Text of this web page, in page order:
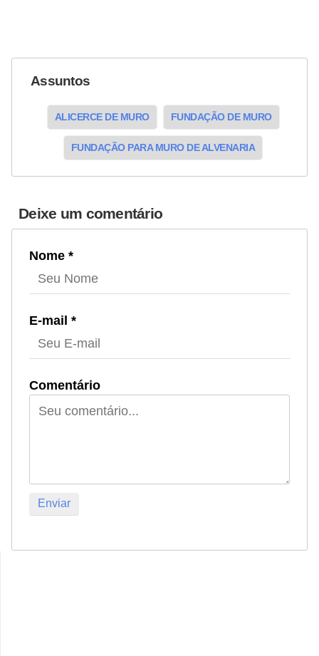
Assuntos
ALICERCE DE MURO FUNDAÇÃO DE MURO
FUNDAÇÃO PARA MURO DE ALVENARIA
Deixe um comentário
Nome *
E-mail *
Comentário